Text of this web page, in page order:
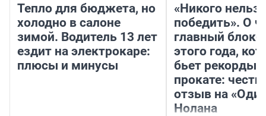
Тепло для бюджета, но
холодно в салоне
зимой. Водитель 13 лет
ездит на электрокаре:
плюсы и минусы
«Никого нельзя
победить». О
главный
этого года,
бьет рекорды в
прокате:
отзыв на
Нолана